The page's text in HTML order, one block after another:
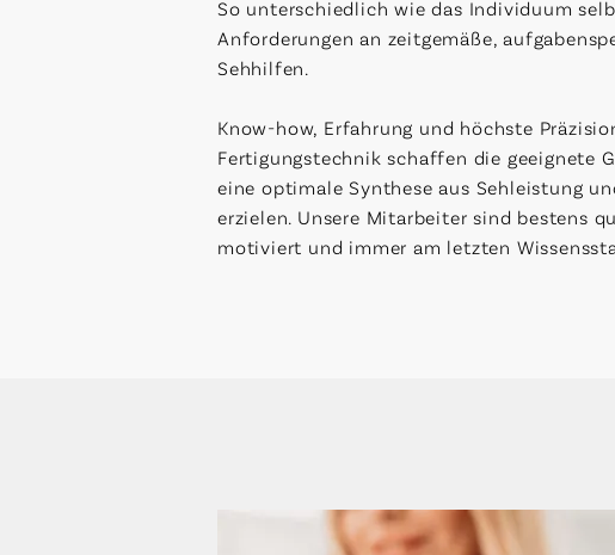
So unterschiedlich wie das Individuum
Anforderungen an zeitgemäße,
Sehhilfen.
Know-how, Erfahrung und höchste
Fertigungstechnik schaffen die geeignete
eine optimale Synthese aus Sehleistung
erzielen. Unsere Mitarbeiter sind bestens
motiviert und immer am letzten